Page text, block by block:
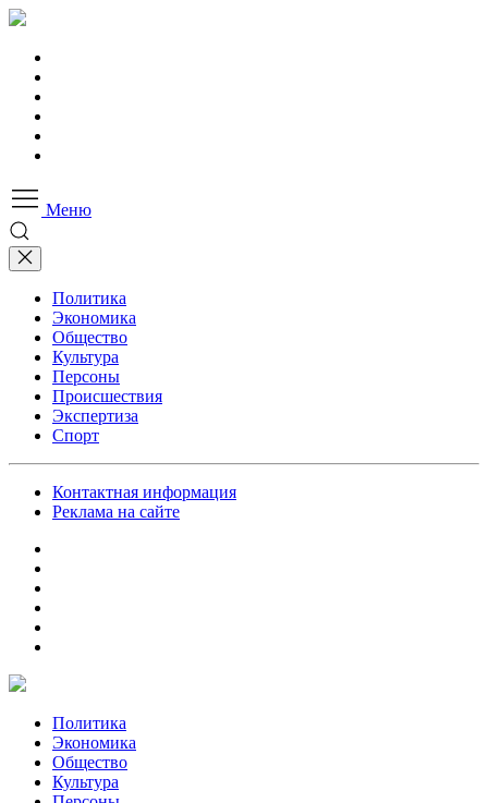
Меню
Политика
Экономика
Общество
Культура
Персоны
Происшествия
Экспертиза
Спорт
Контактная информация
Реклама на сайте
Политика
Экономика
Общество
Культура